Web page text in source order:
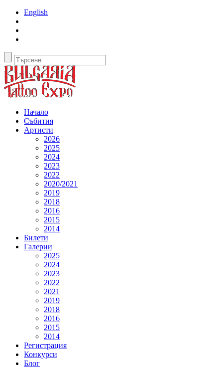
English
Начало
Събития
Артисти
2026
2025
2024
2023
2022
2020/2021
2019
2018
2016
2015
2014
Билети
Галерии
2025
2024
2023
2022
2021
2019
2018
2016
2015
2014
Регистрация
Конкурси
Блог